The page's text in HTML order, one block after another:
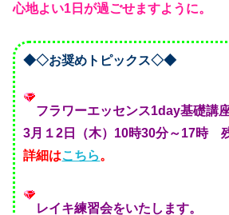
心地よい1日が過ごせますように。
◆◇お奨めトピックス◇◆
フラワーエッセンス1day基礎講
3月１2日（木）10時30分～17時
詳細はこちら。
レイキ練習会をいたします。